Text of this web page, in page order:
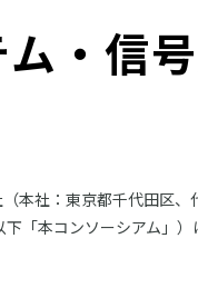
・信
本社：東京都千代田区、
「本コンソーシアム」